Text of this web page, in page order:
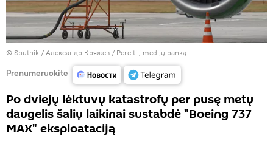
© Sputnik / Александр Кряжев / Pereiti į medijų banką
Prenumeruokite
Po dviejų lėktuvų katastrofų per pusę metų
daugelis šalių laikinai sustabdė "Boeing 737
MAX" eksploataciją